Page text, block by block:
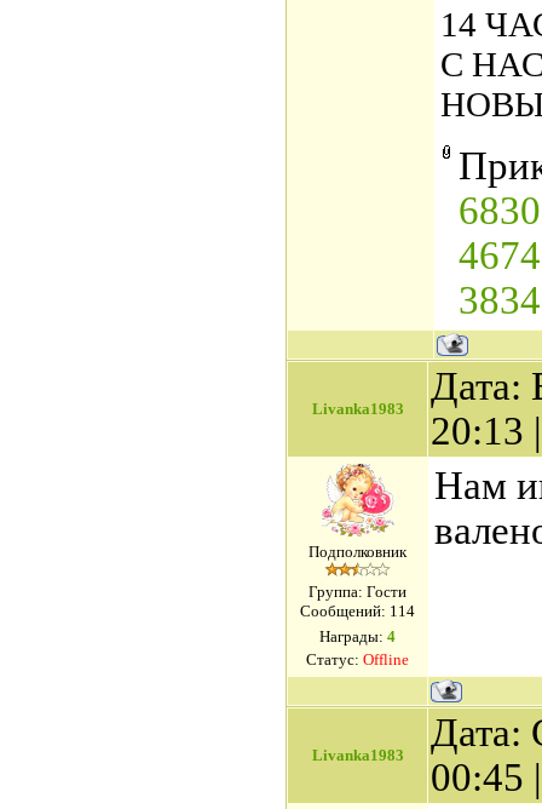
14
С
Livanka1983
Дата:
20:13
Подполковник
Группа: Гости
Сообщений: 114
Награды: 4
Статус: Offline
Нам
Livanka1983
Дата:
00:45